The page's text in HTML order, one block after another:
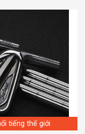
tiếng thế giới